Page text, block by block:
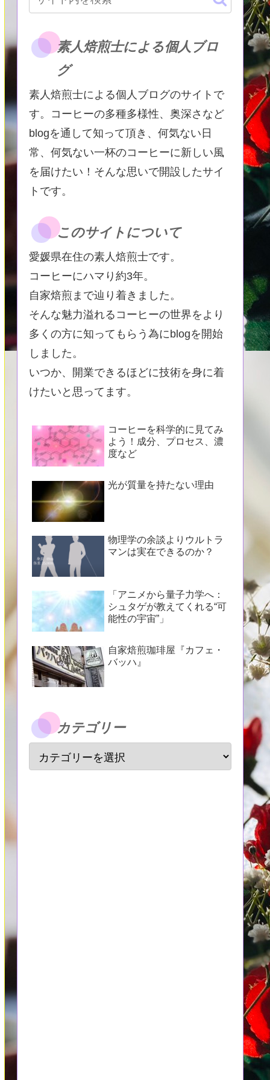
素人焙煎士による個人ブロ
グ
素人焙煎士による個人ブログのサイトで
す。コーヒーの多種多様性、奥深さなど
blogを通して知って頂き、何気ない日
常、何気ない一杯のコーヒーに新しい風
を届けたい！そんな思いで開設したサイ
トです。
このサイトについて
愛媛県在住の素人焙煎士です。
コーヒーにハマり約3年。
自家焙煎まで辿り着きました。
そんな魅力溢れるコーヒーの世界をより
多くの方に知ってもらう為にblogを開始
しました。
いつか、開業できるほどに技術を身に着
けたいと思ってます。
コーヒーを科学的に見てみ
よう！成分、プロセス、濃
度など
光が質量を持たない理由
物理学の余談よりウルトラ
マンは実在できるのか？
「アニメから量子力学へ：
シュタゲが教えてくれる“可
能性の宇宙”」
自家焙煎珈琲屋『カフェ・
バッハ』
カテゴリー